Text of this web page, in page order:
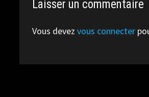
Laisser un commentaire
Vous devezvous connecter